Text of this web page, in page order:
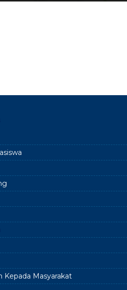
Kepada Masyarakat